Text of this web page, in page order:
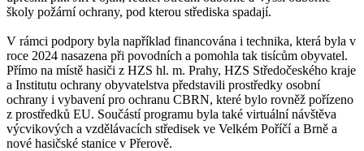
školy požární ochrany, pod kterou střediska spadají.
V rámci podpory byla například financována i technika, která byla v
roce 2024 nasazena při povodních a pomohla tak tisícům obyvatel.
Přímo na místě hasiči z HZS hl. m. Prahy, HZS Středočeského kraje
a Institutu ochrany obyvatelstva představili prostředky osobní
ochrany i vybavení pro ochranu CBRN, které bylo rovněž pořízeno
z prostředků EU. Součástí programu byla také virtuální návštěva
výcvikových a vzdělávacích středisek ve Velkém Poříčí a Brně a
nové hasičské stanice v Přerově.